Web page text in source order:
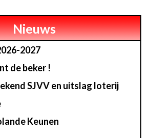
Nieuws
2027
de beker !
SJVV en uitslag loterij
Keunen